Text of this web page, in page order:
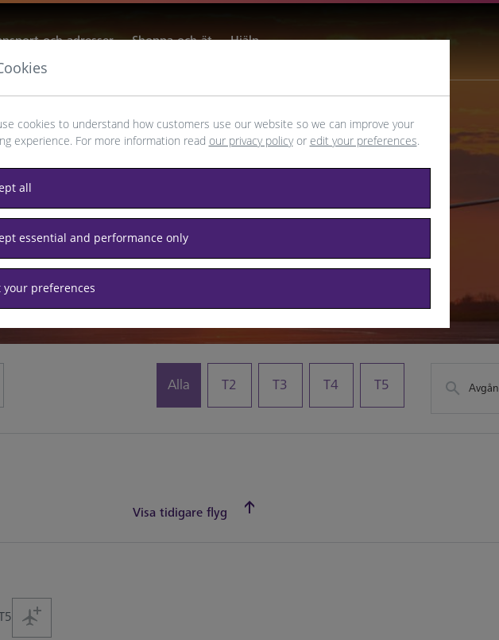
och adresser Shoppa och ät Hjälp
avgår från Heathrow,
Alla T2 T3 T4 T5
Visa tidigare flyg
cookies to understand how customers use our website so we can improve your
experience. For more information read our privacy policyor edit your preferences.
all
essential and performance only
your preferences